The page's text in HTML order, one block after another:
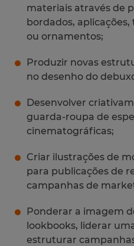
materiais através de
bordados,
ou ornamentos;
Produzir novas
no desenho do
Desenvolver
guarda-roupa de
cinematográficas;
Criar ilustrações de
para publicações de
campanhas de
Ponderar a imagem
lookbooks, liderar
estruturar